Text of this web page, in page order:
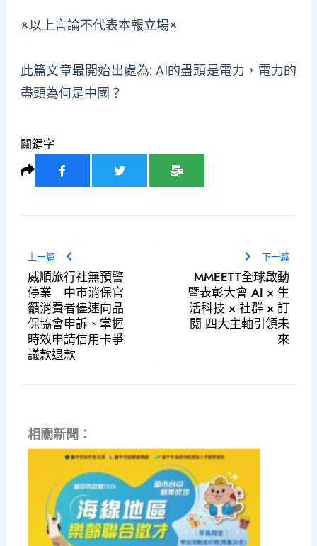
※以上言論不代表本報立場※
此篇文章最開始出處為: AI的盡頭是電力，電力的
盡頭為何是中國？
關鍵字
上一篇
威順旅行社無預警
停業 中市消保官
籲消費者儘速向品
保協會申訴、掌握
時效申請信用卡爭
議款退款
下一篇
MMEETT全球啟動
暨表彰大會 AI × 生
活科技 × 社群 × 訂
閱 四大主軸引領未
來
相關新聞：